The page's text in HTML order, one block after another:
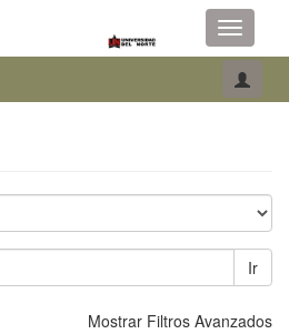
Toggle
Ir
Mostrar Filtros Avanzados